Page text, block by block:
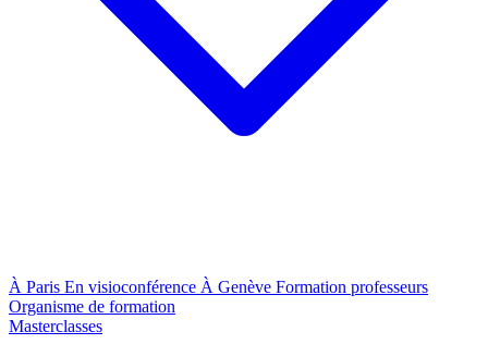
À Paris En visioconférence À Genève Formation professeurs
Organisme de formation
Masterclasses